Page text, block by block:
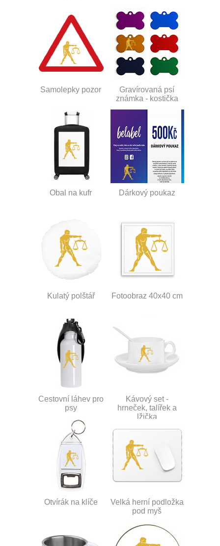
Samolepky pozor
Gravírovaná psí
známka - kostička
Obal na kufr Dárkový poukaz
Kulatý polštář Fotoobraz 40x40 cm
Cestovní láhev pro
psy
Kávový set -
hrneček, talířek a
lžička
Otvírák na klíče
Velká herní podložka
pod myš